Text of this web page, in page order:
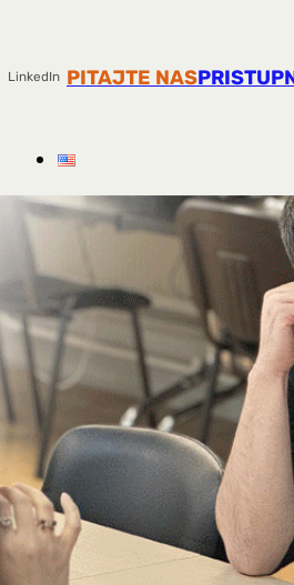
LinkedIn PITAJTE NAS